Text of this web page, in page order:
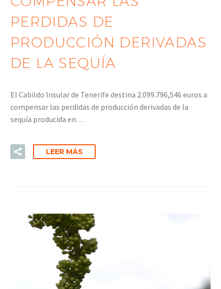
PERDIDAS DE
PRODUCCIÓN DERIVADAS
DE LA SEQUÍA
El Cabildo Insular de Tenerife destina 2.099.796,546 euros a
compensar las perdidas de producción derivadas de la
sequía producida en…
LEER MÁS